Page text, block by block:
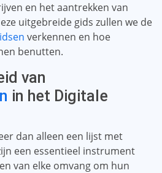
en het aantrekken van
uitgebreide gids zullen we de
verkennen en hoe
benutten.
van
in het Digitale
dan alleen een lijst met
een essentieel instrument
van elke omvang om hun